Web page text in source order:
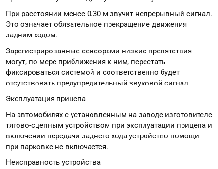
При расстоянии менее 0.30 м звучит непрерывный сигнал.
Это означает обязательное прекращение движения
задним ходом.
Зарегистрированные сенсорами низкие препятствия
могут, по мере приближения к ним, перестать
фиксироваться системой и соответственно будет
отсутствовать предупредительный звуковой сигнал.
Эксплуатация прицепа
На автомобилях с установленным на заводе изготовителе
тягово-сцепным устройством при эксплуатации прицепа и
включении передачи заднего хода устройство помощи
при парковке не включается.
Неисправность устройства